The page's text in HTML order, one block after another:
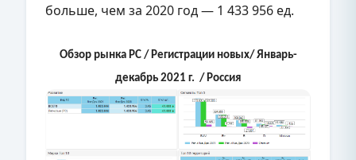
больше, чем за 2020 год — 1 433 956 ед.
Обзор рынка PC / Регистрации новых/ Январь-
декабрь 2021 г. / Россия